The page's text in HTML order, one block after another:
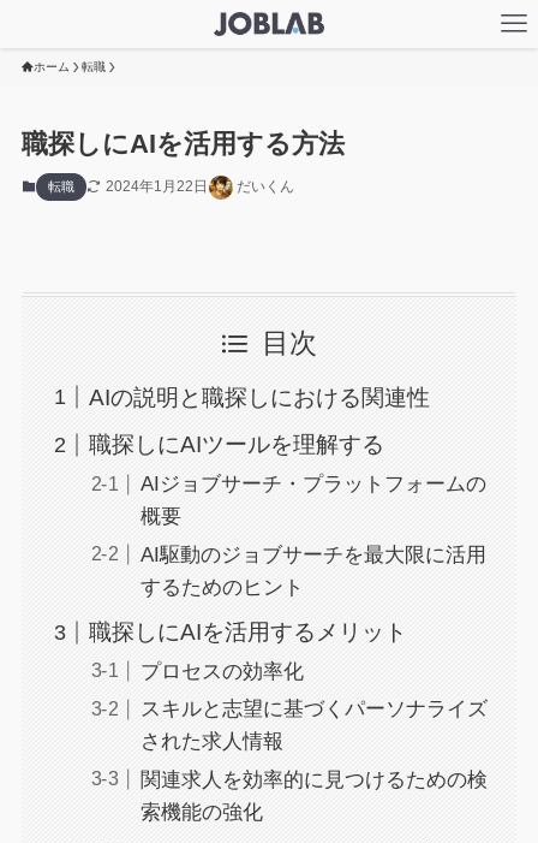
ホーム 転職
職探しにAIを活用する方法
転職 2024年1月22日 だいくん
目次
AIの説明と職探しにおける関連性
職探しにAIツールを理解する
AIジョブサーチ・プラットフォームの
概要
AI駆動のジョブサーチを最大限に活用
するためのヒント
職探しにAIを活用するメリット
プロセスの効率化
スキルと志望に基づくパーソナライズ
された求人情報
関連求人を効率的に見つけるための検
索機能の強化